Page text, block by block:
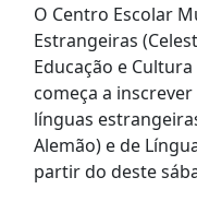
O Centro Escolar
Estrangeiras
Educação e Cultura
começa a
línguas
Alemão) e de
partir do deste